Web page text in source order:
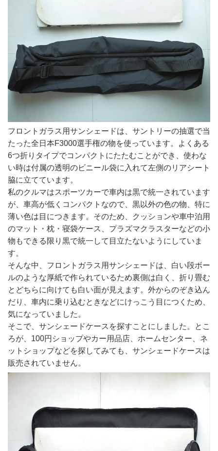
フロントガラス用サンシェードは、サントリーの抽選で当
たった全日本F3000選手権の物を使っています。よくある
6つ折りタイプでコンパクトにたたむことができ、使わな
い時は付属の透明のビニール袋に入れて左側のリアシート
脇に立てています。
私のクルマはスポーツカーで車内は黒で統一されています
が、車高が低くコンパクトなので、黒以外の色の物、特に
薄い色は目につきます。そのため、クッションや車中泊用
のマット・枕・寝袋ケース、プラズマクラスターなどの小
物もできる限り黒で統一して目立たないようにしていま
す。
そんな中、フロントガラス用サンシェードは、白い段ボー
ルのような厚紙で作られているため裏側は白く、折り畳む
とどちらに向けても白い面が見えます。外からのぞき込ん
だり、車内に乗り込むときなどにけっこう目につくため、
気になっていました。
そこで、サンシェードケースを探すことにしました。とこ
ろが、100円ショップやカー用品店、ホームセンター、ネ
ットショップなどを探してみても、サンシェードケースは
販売されていません。